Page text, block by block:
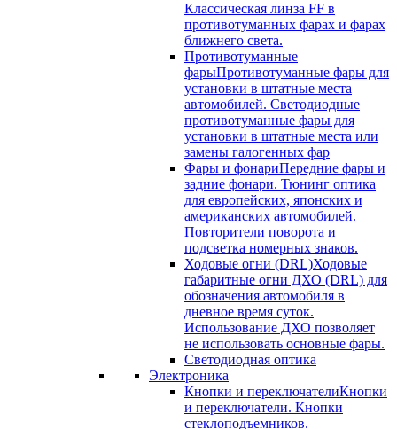
Классическая линза FF в
противотуманных фарах и фарах
ближнего света.
Противотуманные
фарыПротивотуманные фары для
установки в штатные места
автомобилей. Светодиодные
противотуманные фары для
установки в штатные места или
замены галогенных фар
Фары и фонариПередние фары и
задние фонари. Тюнинг оптика
для европейских, японских и
американских автомобилей.
Повторители поворота и
подсветка номерных знаков.
Ходовые огни (DRL)Ходовые
габаритные огни ДХО (DRL) для
обозначения автомобиля в
дневное время суток.
Использование ДХО позволяет
не использовать основные фары.
Светодиодная оптика
Электроника
Кнопки и переключателиКнопки
и переключатели. Кнопки
стеклоподъемников.